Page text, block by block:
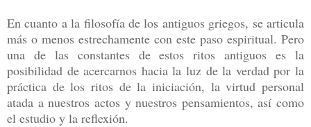
En cuanto a la filosofía de los antiguos griegos, se articula
más o menos estrechamente con este paso espiritual. Pero
una de las constantes de estos ritos antiguos es la
posibilidad de acercarnos hacia la luz de la verdad por la
práctica de los ritos de la iniciación, la virtud personal
atada a nuestros actos y nuestros pensamientos, así como
el estudio y la reflexión.